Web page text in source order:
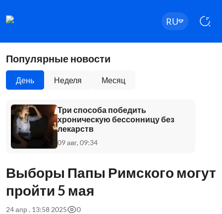
RU
Популярные новости
День Неделя Месяц
Три способа победить
хроническую бессонницу без
лекарств
09 авг, 09:34
Выборы Папы Римского могут
пройти 5 мая
24 апр , 13:58 2025 0